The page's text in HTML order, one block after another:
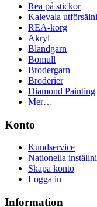
Rea på stickor
Kalevala
REA-korg
Akryl
Blandgarn
Bomull
Brodergarn
Broderier
Diamond Painting
Mer…
Konto
Kundservice
Nationella
Skapa konto
Logga in
Information